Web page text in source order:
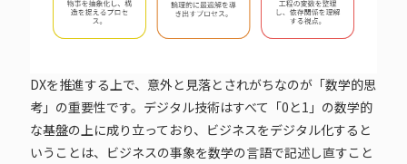
DXを推進する上で、意外と見落とされがちなのが「数学的思
考」の重要性です。デジタル技術はすべて「0と1」の数学的
な基盤の上に成り立っており、ビジネスをデジタル化すると
いうことは、ビジネスの事象を数学の言語で記述し直すこと